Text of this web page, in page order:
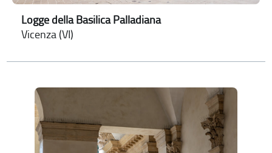
Logge della Basilica Palladiana
Vicenza (VI)